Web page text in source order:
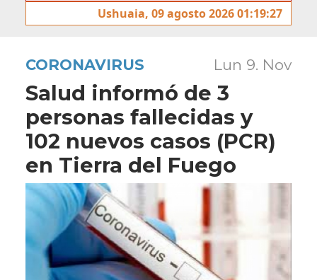
Ushuaia, 09 agosto 2026 01:19:27
CORONAVIRUS Lun 9. Nov
Salud informó de 3
personas fallecidas y
102 nuevos casos (PCR)
en Tierra del Fuego